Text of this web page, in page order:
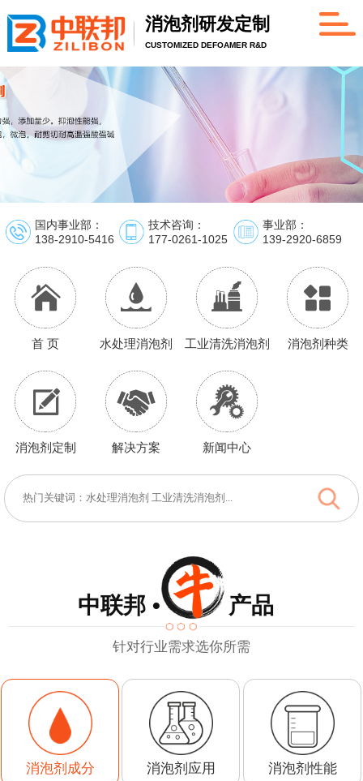
消泡剂研发定制
CUSTOMIZED DEFOAMER R&D
国内事业部：
138-2910-5416
技术咨询：
177-0261-1025
事业部：
139-2920-6859
首 页 水处理消泡剂 工业清洗消泡剂 消泡剂种类
消泡剂定制 解决方案 新闻中心
中联邦 • 产品
针对行业需求选你所需
消泡剂应用 消泡剂性能